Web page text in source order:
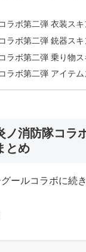
ラボ第二弾 衣装スキ
ラボ第二弾 銃器スキ
ラボ第二弾 乗り物ス
ラボ第二弾 アイテム
消防隊コラ
とめ
ールコラボに続き